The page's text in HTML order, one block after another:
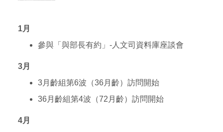
1月
參與「與部長有約」-人文司資料庫座談會
3月
3月齡組第6波（36月齡）訪問開始
36月齡組第4波（72月齡）訪問開始
4月